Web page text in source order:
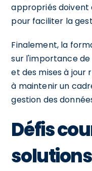
appropriés
pour faciliter la
Finalement, la
sur l'importance
et des mises à jour
à maintenir un
gestion des
Défis